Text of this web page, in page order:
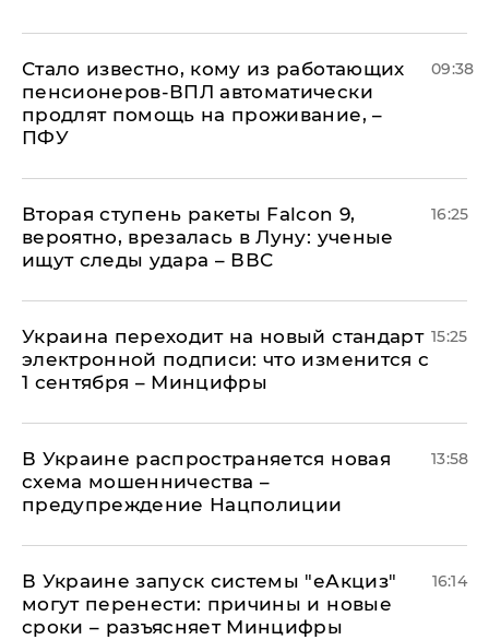
Стало известно, кому из работающих
пенсионеров-ВПЛ автоматически
продлят помощь на проживание, –
ПФУ
09:38
Вторая ступень ракеты Falcon 9,
вероятно, врезалась в Луну: ученые
ищут следы удара – ВВС
16:25
Украина переходит на новый стандарт
электронной подписи: что изменится с
1 сентября – Минцифры
15:25
В Украине распространяется новая
схема мошенничества –
предупреждение Нацполиции
13:58
В Украине запуск системы "еАкциз"
могут перенести: причины и новые
сроки – разъясняет Минцифры
16:14